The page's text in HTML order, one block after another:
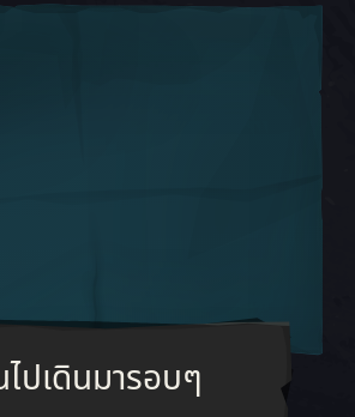
กคนพาลนักเดินทะเลที่เหมาะสมกับคุณที่สุด
ไปเดินมารอบๆ
การเป็นโจรสลัดมีอะไรมากไปกว่าแ